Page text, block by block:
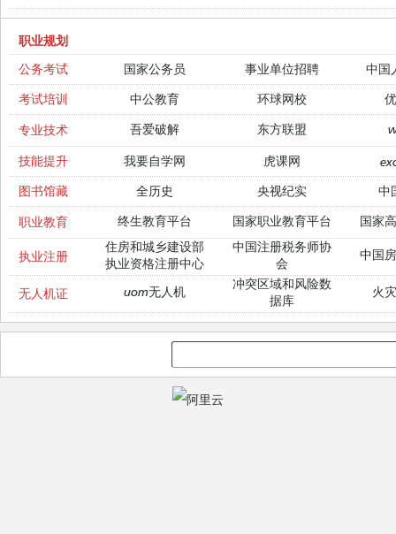
职业规划
公务考试
国家公务员 事业单位招聘
中国
考试培训
中公教育 环球网校
专业技术 吾爱破解 东方联盟
技能提升 我要自学网 虎课网
图书馆藏
全历史 央视纪实 中
职业教育 终生教育平台 国家职业教育平台 国家
执业注册
住房和城乡建设部
执业资格注册中心
中国注册税务师协
会
中国
无人机证 uom无人机
冲突区域和风险数
据库
火